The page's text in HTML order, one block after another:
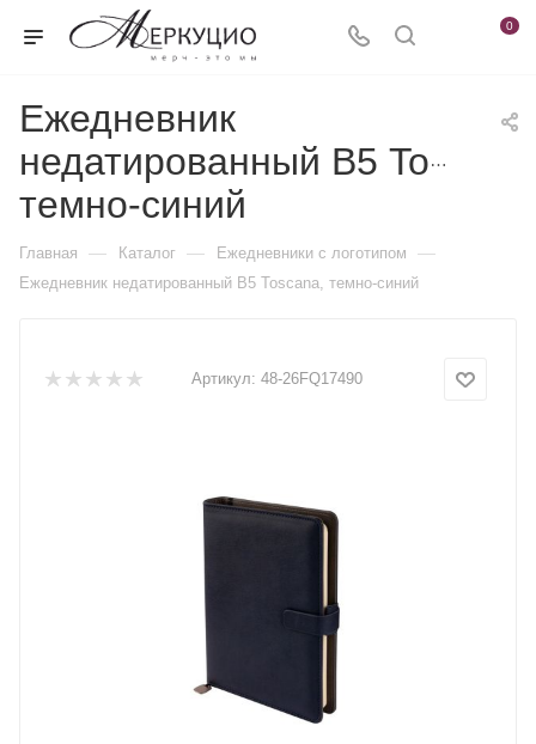
0
Ежедневник
недатированный В5
темно-синий
Главная — Каталог — Ежедневники c логотипом —
Ежедневник недатированный В5 Toscana, темно-синий
Артикул: 48-26FQ17490